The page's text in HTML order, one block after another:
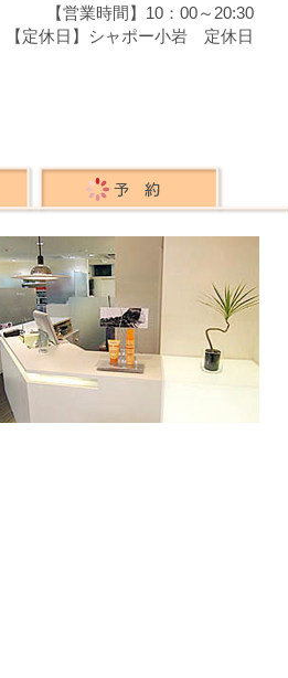
【営業時間】10：00～20:30
【定休日】シャポー小岩 定休日